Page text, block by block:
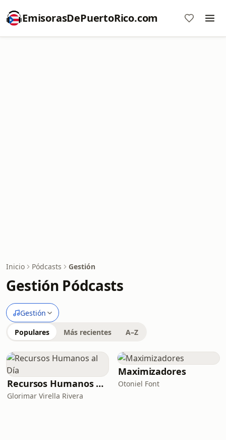
EmisorasDePuertoRico.com
Inicio Pódcasts Gestión
Gestión Pódcasts
Gestión
Populares Más recientes A–Z
Recursos Humanos al Día
Glorimar Virella Rivera
Maximizadores
Otoniel Font